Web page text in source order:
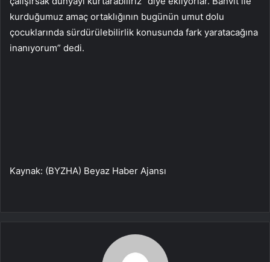
kurduğumuz amaç ortaklığının bugünün umut dolu
çocuklarında sürdürülebilirlik konusunda fark yaratacağına
inanıyorum” dedi.
Kaynak: (BYZHA) Beyaz Haber Ajansı